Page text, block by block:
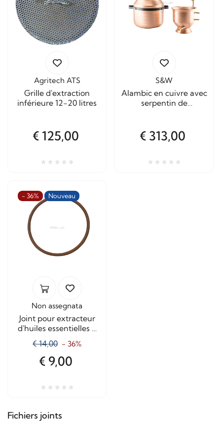
Agritech ATS
Grille d'extraction
inférieure 12-20 litres
€ 125,00
S&W
Alambic en cuivre avec
serpentin de
€ 313,00
- 36% Nouveau
Non assegnata
Joint pour extracteur
d'huiles essentielles à
mm
€ 14,00 - 36%
€ 9,00
Fichiers joints